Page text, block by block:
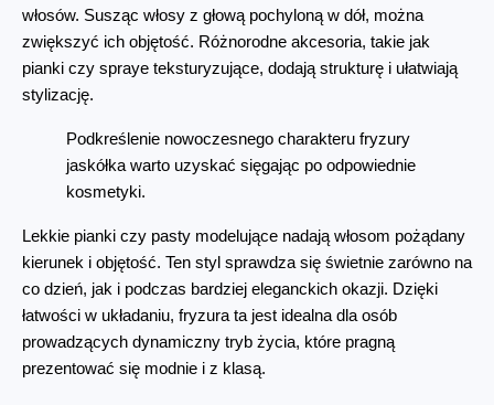
włosów. Susząc włosy z głową pochyloną w dół, można
zwiększyć ich objętość. Różnorodne akcesoria, takie jak
pianki czy spraye teksturyzujące, dodają strukturę i ułatwiają
stylizację.
Podkreślenie nowoczesnego charakteru fryzury
jaskółka warto uzyskać sięgając po odpowiednie
kosmetyki.
Lekkie pianki czy pasty modelujące nadają włosom pożądany
kierunek i objętość. Ten styl sprawdza się świetnie zarówno na
co dzień, jak i podczas bardziej eleganckich okazji. Dzięki
łatwości w układaniu, fryzura ta jest idealna dla osób
prowadzących dynamiczny tryb życia, które pragną
prezentować się modnie i z klasą.